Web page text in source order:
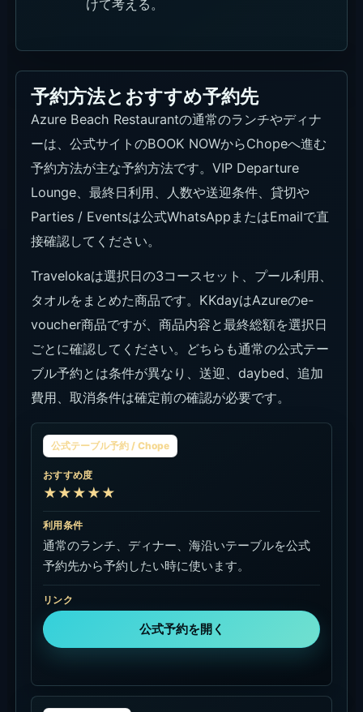
けて考える。
予約方法とおすすめ予約先
Azure Beach Restaurantの通常のランチやディナ
ーは、公式サイトのBOOK NOWからChopeへ進む
予約方法が主な予約方法です。VIP Departure
Lounge、最終日利用、人数や送迎条件、貸切や
Parties / Eventsは公式WhatsAppまたはEmailで直
接確認してください。
Travelokaは選択日の3コースセット、プール利用、
タオルをまとめた商品です。KKdayはAzureのe-
voucher商品ですが、商品内容と最終総額を選択日
ごとに確認してください。どちらも通常の公式テー
ブル予約とは条件が異なり、送迎、daybed、追加
費用、取消条件は確定前の確認が必要です。
公式テーブル予約 / Chope
おすすめ度
★★★★★
利用条件
通常のランチ、ディナー、海沿いテーブルを公式
予約先から予約したい時に使います。
リンク
公式予約を開く